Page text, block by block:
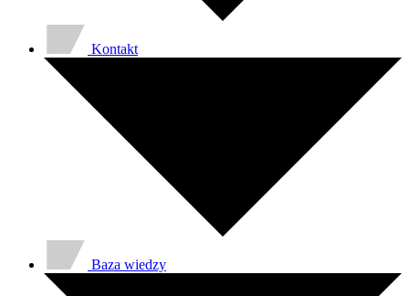
Kontakt
Baza wiedzy